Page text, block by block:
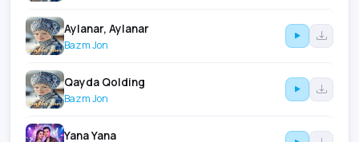
Aylanar, Aylanar
Bazm Jon
Qayda Qolding
Bazm Jon
Yana Yana